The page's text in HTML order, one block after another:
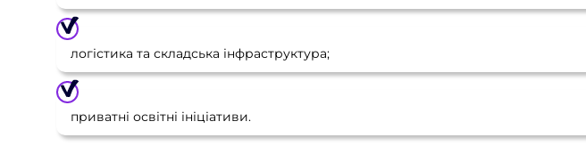
логістика та складська інфраструктура;
приватні освітні ініціативи.